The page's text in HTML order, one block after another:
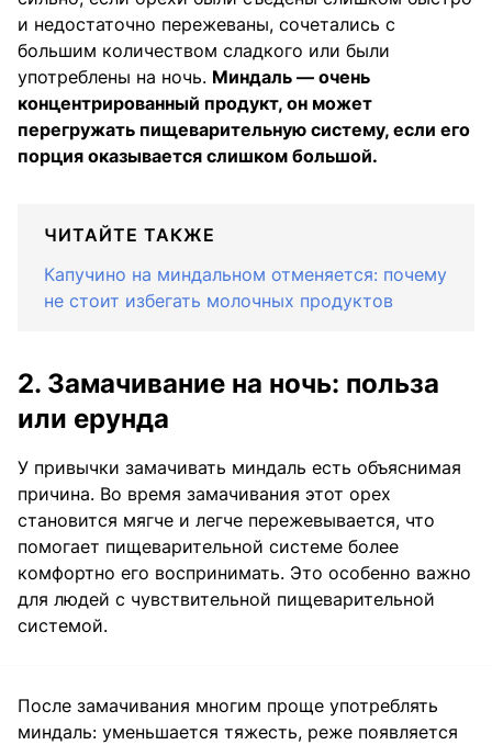
и недостаточно пережеваны, сочетались с
большим количеством сладкого или были
употреблены на ночь. Миндаль — очень
концентрированный продукт, он может
перегружать пищеварительную систему, если его
порция оказывается слишком большой.
ЧИТАЙТЕ ТАКЖЕ
Капучино на миндальном отменяется: почему
не стоит избегать молочных продуктов
2. Замачивание на ночь: польза
или ерунда
У привычки замачивать миндаль есть объяснимая
причина. Во время замачивания этот орех
становится мягче и легче пережевывается, что
помогает пищеварительной системе более
комфортно его воспринимать. Это особенно важно
для людей с чувствительной пищеварительной
системой.
После замачивания многим проще употреблять
миндаль: уменьшается тяжесть, реже появляется